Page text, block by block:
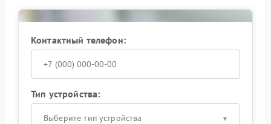
Контактный телефон:
Тип устройства:
Выберите тип устройства